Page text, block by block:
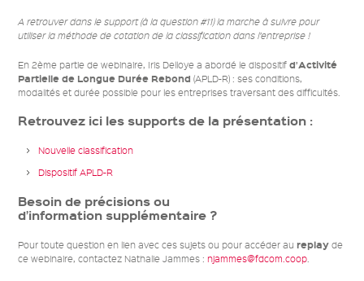
A retrouver dans le support (à la question #11) la marche à suivre pour
utiliser la méthode de cotation de la classification dans l’entreprise !
En 2ème partie de webinaire, Iris Delloye a abordé le dispositifd’Activité
Partielle de Longue Durée Rebond (APLD-R) : ses conditions,
modalités et durée possible pour les entreprises traversant des difficultés.
Retrouvez ici les supports de la présentation :
Nouvelle classification
Dispositif APLD-R
Besoin de précisions ou
d’information supplémentaire ?
Pour toute question en lien avec ces sujets ou pour accéder aureplay de
ce webinaire, contactez Nathalie Jammes :njammes@fdcom.coop